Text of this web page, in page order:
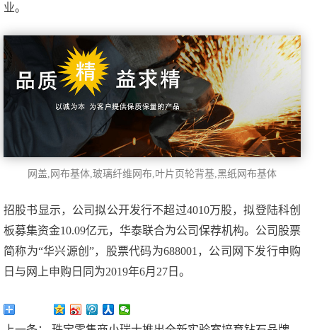
业。
网盖,网布基体,玻璃纤维网布,叶片页轮背基, 黑纸网布基体
招股书显示，公司拟公开发行不超过4010万股，拟登陆科创
板募集资金10.09亿元，华泰联合为公司保荐机构。公司股票
简称为“华兴源创”，股票代码为688001，公司网下发行申购
日与网上申购日同为2019年6月27日。